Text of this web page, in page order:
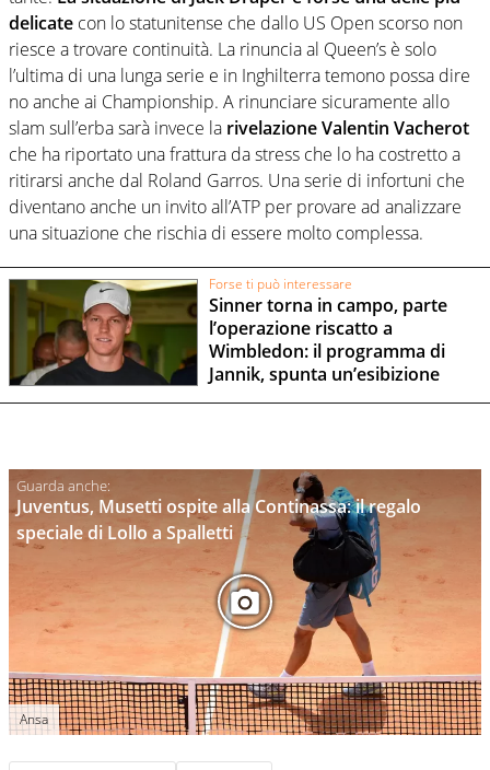
delicate con lo statunitense che dallo US Open scorso non
riesce a trovare continuità. La rinuncia al Queen’s è solo
l’ultima di una lunga serie e in Inghilterra temono possa dire
no anche ai Championship. A rinunciare sicuramente allo
slam sull’erba sarà invece la rivelazione Valentin Vacherot
che ha riportato una frattura da stress che lo ha costretto a
ritirarsi anche dal Roland Garros. Una serie di infortuni che
diventano anche un invito all’ATP per provare ad analizzare
una situazione che rischia di essere molto complessa.
Forse ti può interessare
Sinner torna in campo, parte
l’operazione riscatto a
Wimbledon: il programma di
Jannik, spunta un’esibizione
Juventus, Musetti ospite alla Continassa: il regalo
speciale di Lollo a Spalletti
Ansa